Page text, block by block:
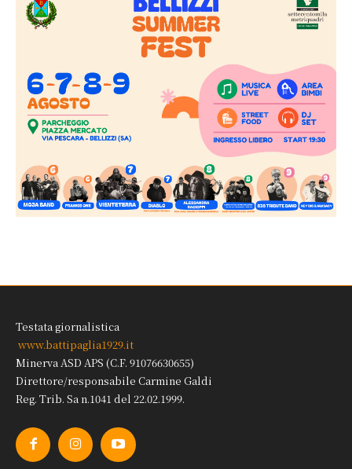
Testata giornalistica
www.battipaglia1929.it
Minerva ASD APS (C.F. 91076630655)
Direttore/responsabile Carmine Galdi
Reg. Trib. Sa n.1041 del 22.02.1999.